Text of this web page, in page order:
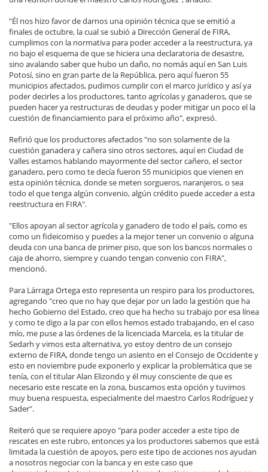
"Él nos hizo favor de darnos una opinión técnica que se emitió a
finales de octubre, la cual se subió a Dirección General de FIRA,
cumplimos con la normativa para poder acceder a la reestructura, ya
no bajo el esquema de que se hiciera una declaratoria de desastre,
sino avalando saber que hubo un daño, no nomás aquí en San Luis
Potosí, sino en gran parte de la República, pero aquí fueron 55
municipios afectados, pudimos cumplir con el marco jurídico y así ya
poder decirles a los productores, tanto agrícolas y ganaderos, que se
pueden hacer ya restructuras de deudas y poder mitigar un poco el la
cuestión de financiamiento para el próximo año", expresó.
Refirió que los productores afectados "no son solamente de la
cuestión ganadera y cañera sino otros sectores, aquí en Ciudad de
Valles estamos hablando mayormente del sector cañero, el sector
ganadero, pero como te decía fueron 55 municipios que vienen en
esta opinión técnica, donde se meten sorgueros, naranjeros, o sea
todo el que tenga algún convenio, algún crédito puede acceder a esta
reestructura en FIRA".
"Ellos apoyan al sector agrícola y ganadero de todo el país, como es
como un fideicomiso y puedes a la mejor tener un convenio o alguna
deuda con una banca de primer piso, que son los bancos normales o
caja de ahorro, siempre y cuando tengan convenio con FIRA",
mencionó.
Para Lárraga Ortega esto representa un respiro para los productores,
agregando "creo que no hay que dejar por un lado la gestión que ha
hecho Gobierno del Estado, creo que ha hecho su trabajo por esa línea
y como te digo a la par con ellos hemos estado trabajando, en el caso
mío, me puse a las órdenes de la licenciada Marcela, es la titular de
Sedarh y vimos esta alternativa, yo estoy dentro de un consejo
externo de FIRA, donde tengo un asiento en el Consejo de Occidente y
esto en noviembre pude exponerlo y explicar la problemática que se
tenía, con el titular Alan Elizondo y él muy consciente de que es
necesario este rescate en la zona, buscamos esta opción y tuvimos
muy buena respuesta, especialmente del maestro Carlos Rodríguez y
Sader".
Reiteró que se requiere apoyo "para poder acceder a este tipo de
rescates en este rubro, entonces ya los productores sabemos que está
limitada la cuestión de apoyos, pero este tipo de acciones nos ayudan
a nosotros negociar con la banca y en este caso que